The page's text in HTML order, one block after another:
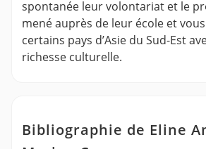
spontanée leur volontariat et le
mené auprès de leur école et
certains pays d’Asie du Sud-Est
richesse culturelle.
Bibliographie de Eline